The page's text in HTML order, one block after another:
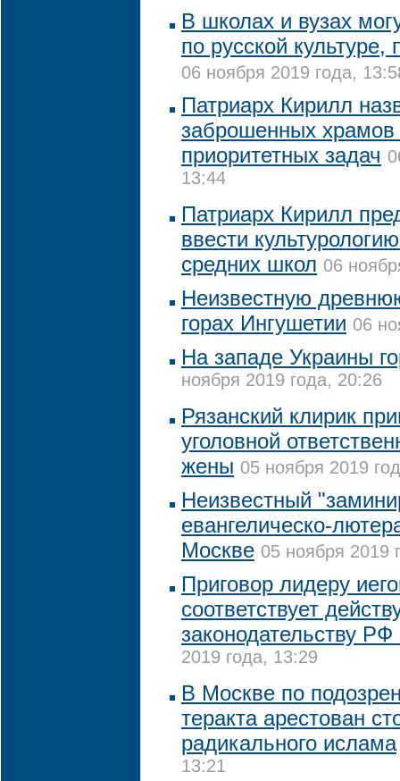
В школах и вузах
по русской
06 ноября 2019 года,
Патриарх Кирилл
заброшенных храмов
приоритетных задач
13:44
Патриарх Кирилл
ввести
средних школ 06
Неизвестную
горах Ингушетии 06
На западе Украины
ноября 2019 года, 20:26
Рязанский клирик
уголовной
жены 05 ноября 2019
Неизвестный
евангелическо-
Москве 05 ноября 2019
Приговор лидеру
соответствует
законодательству
2019 года, 13:29
В Москве по
теракта арестован
радикального ислама
13:21